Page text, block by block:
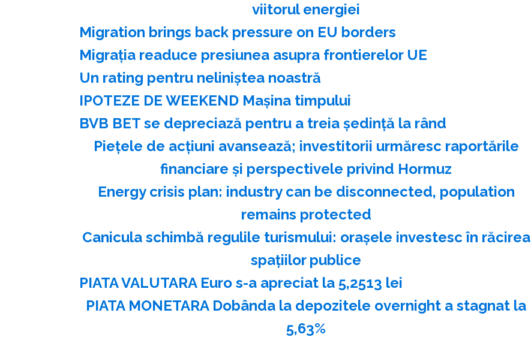
viitorul energiei
Migration brings back pressure on EU borders
Migraţia readuce presiunea asupra frontierelor UE
Un rating pentru neliniştea noastră
IPOTEZE DE WEEKEND Maşina timpului
BVB BET se depreciază pentru a treia şedinţă la rând
Pieţele de acţiuni avansează; investitorii urmăresc raportările
financiare şi perspectivele privind Hormuz
Energy crisis plan: industry can be disconnected, population
remains protected
Canicula schimbă regulile turismului: oraşele investesc în răcirea
spaţiilor publice
PIATA VALUTARA Euro s-a apreciat la 5,2513 lei
PIATA MONETARA Dobânda la depozitele overnight a stagnat la
5,63%